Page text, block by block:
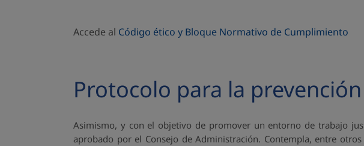
Accede al Código ético y Bloque Normativo de Cumplimiento
Protocolo para la
Asimismo, y con el objetivo de promover un entorno de trabajo
aprobado por el Consejo de Administración. Contempla, entre